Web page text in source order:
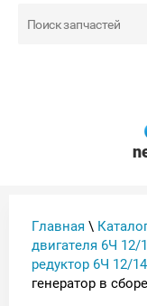
Главная \
двигателя 6Ч
редуктор 6Ч 12/14
генератор в